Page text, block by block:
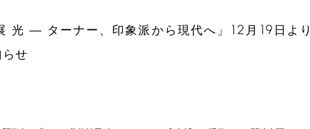
光 ― ターナー、印象派から現代へ」 12 月 19 日よ
せ